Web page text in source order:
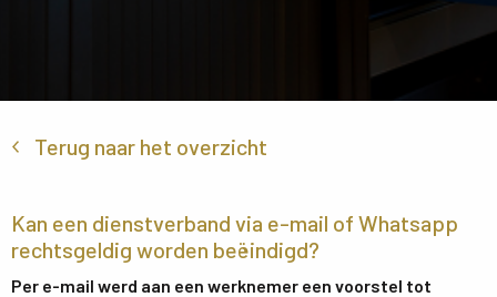
Terug naar het overzicht
Kan een dienstverband via e-mail of Whatsapp
rechtsgeldig worden beëindigd?
Per e-mail werd aan een werknemer een voorstel tot